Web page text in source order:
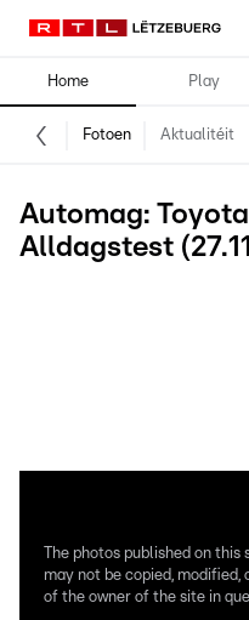
Home Play
Fotoen Aktualitéit
Automag:
Alldagstest
The photos published on
may not be copied,
of the owner of the site in